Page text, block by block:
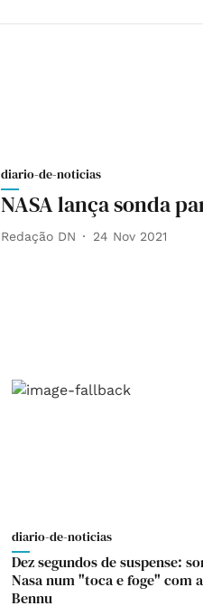
diario-de-noticias
NASA lança sonda
Redação DN 24 Nov 2021
diario-de-noticias
Dez segundos de suspense:
Nasa num "toca e foge" com
Bennu